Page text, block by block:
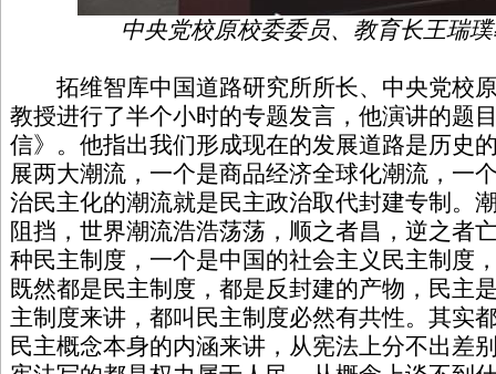
中央党校原校委委员、教育长王瑞
拓维智库中国道路研究所所长、中央党校
教授进行了半个小时的专题发言，他演讲的题
信》。他指出我们形成现在的发展道路是历史
展两大潮流，一个是商品经济全球化潮流，一
治民主化的潮流就是民主政治取代封建专制。
阻挡，世界潮流浩浩荡荡，顺之者昌，逆之者
种民主制度，一个是中国的社会主义民主制度
既然都是民主制度，都是反封建的产物，民主
主制度来讲，都叫民主制度必然有共性。其实
民主概念本身的内涵来讲，从宪法上分不出差